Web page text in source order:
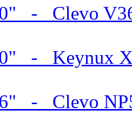
- Clevo
- Keynux
- Clevo